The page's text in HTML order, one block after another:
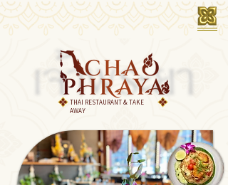
THAI RESTAURANT & TAKE
AWAY